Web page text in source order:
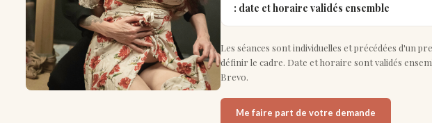
: date et horaire validés ensemble
Les séances sont individuelles et précédées d'un
définir le cadre. Date et horaire sont validés
Brevo.
Me faire part de votre demande